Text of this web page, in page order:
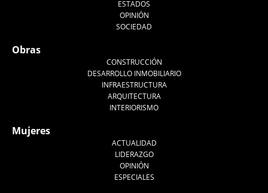
ESTADOS
OPINIÓN
SOCIEDAD
Obras
CONSTRUCCIÓN
DESARROLLO INMOBILIARIO
INFRAESTRUCTURA
ARQUITECTURA
INTERIORISMO
Mujeres
ACTUALIDAD
LIDERAZGO
OPINIÓN
ESPECIALES